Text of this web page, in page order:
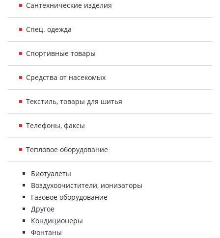
Сантехнические изделия
Спец. одежда
Спортивные товары
Средства от насекомых
Текстиль, товары для шитья
Телефоны, факсы
Тепловое оборудование
Биотуалеты
Воздухоочистители, ионизаторы
Газовое оборудование
Другое
Кондиционеры
Фонтаны